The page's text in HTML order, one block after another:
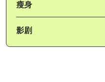
瘦身
影剧